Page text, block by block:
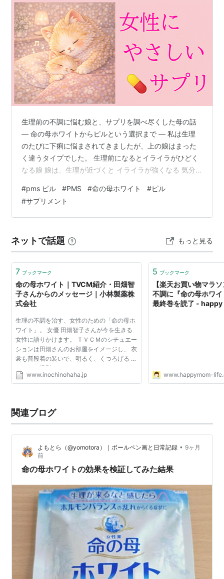
生理前の不調に悩む娘と、サプリを調べ尽くした母の話
― 命の母ホワイトからピルという選択まで ― 私は生理
のたびに下痢に悩まされてきましたが、上の娘はまった
く違うタイプでした。 生理前になるとイライラがひどく
なる娘 娘は、生理が近づくと イライラが強くなる 気分
（PMS）**の症状が強く出るタイプです。 普段は快便す
ぎるほどなのに、生理中になると一転して便秘気味にな
るのも特徴でした。 見ているこちらもつらくて、「少し
ました。 最初は「ピル」には抵抗があった 正直なとこ
ろ、娘も私も、最初はピル…
#pms ピル #PMS #命の母ホワイト #ピル
#サプリメント
ネットで話題 もっと見る
7 ブックマーク
命の母ホワイト｜TVCM紹介・田畑智
子さんからのメッセージ｜小林製薬株
式会社
生理の不調を治す、女性のための「命の母ホ
ワイト」。 女優 田畑智子さんが今を生きる
女性に語りかけます。 ＴＶＣＭのシチュエー
ションは田畑さんのお部屋をイメージし、 衣
裳も普段着の装いで、明るく、くつろげる を
テーマに撮影 しました。
www.inochinohaha.jp
5 ブックマーク
【楽天お買い物マラ
不調に『命の母ホワ
最終巻を読了 -
www.happymom-
関連ブログ
よもとら（@yomotora）｜ボールペン画と日常記録 • 9ヶ月
前
命の母ホワイトの効果を検証してみた結果